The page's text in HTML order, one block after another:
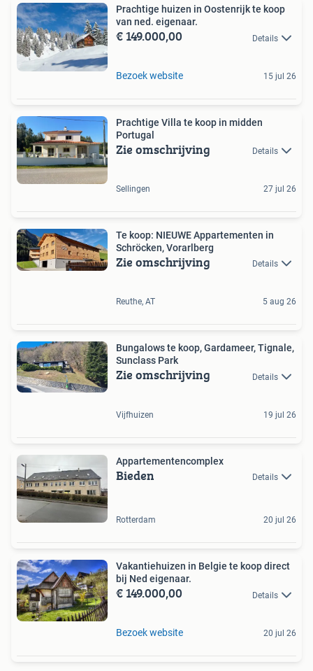
Prachtige huizen in Oostenrijk te koop
van ned. eigenaar.
€ 149.000,00 Details
Bezoek website 15 jul 26
Prachtige Villa te koop in midden
Portugal
Zie omschrijving Details
Sellingen 27 jul 26
Te koop: NIEUWE Appartementen in
Schröcken, Vorarlberg
Zie omschrijving Details
Reuthe, AT 5 aug 26
Bungalows te koop, Gardameer, Tignale,
Sunclass Park
Zie omschrijving Details
Vijfhuizen 19 jul 26
Appartementencomplex
Bieden Details
Rotterdam 20 jul 26
Vakantiehuizen in Belgie te koop direct
bij Ned eigenaar.
€ 149.000,00 Details
Bezoek website 20 jul 26